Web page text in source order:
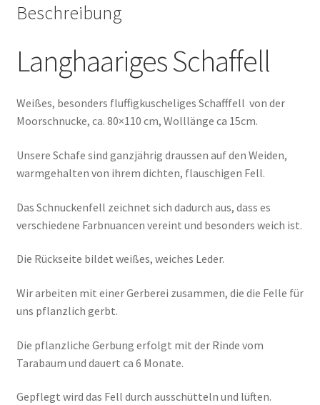
Beschreibung
Langhaariges Schaffell
Weißes, besonders fluffigkuscheliges Schafffell von der
Moorschnucke, ca. 80×110 cm, Wolllänge ca 15cm.
Unsere Schafe sind ganzjährig draussen auf den Weiden,
warmgehalten von ihrem dichten, flauschigen Fell.
Das Schnuckenfell zeichnet sich dadurch aus, dass es
verschiedene Farbnuancen vereint und besonders weich ist.
Die Rückseite bildet weißes, weiches Leder.
Wir arbeiten mit einer Gerberei zusammen, die die Felle für
uns pflanzlich gerbt.
Die pflanzliche Gerbung erfolgt mit der Rinde vom
Tarabaum und dauert ca 6 Monate.
Gepflegt wird das Fell durch ausschütteln und lüften.